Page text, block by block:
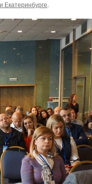
Екатеринбурге.